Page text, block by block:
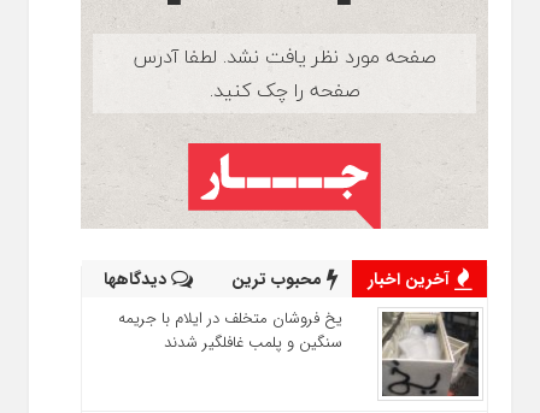
آخرین اخبار محبوب ترین دیدگاهها
یخ‌ فروشان متخلف در ایلام با جریمه
سنگین و پلمب غافلگیر شدند